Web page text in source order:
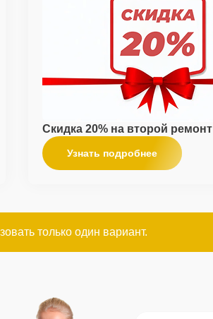
Скидка 20% на второй ремонт
Узнать подробнее
только один вариант.